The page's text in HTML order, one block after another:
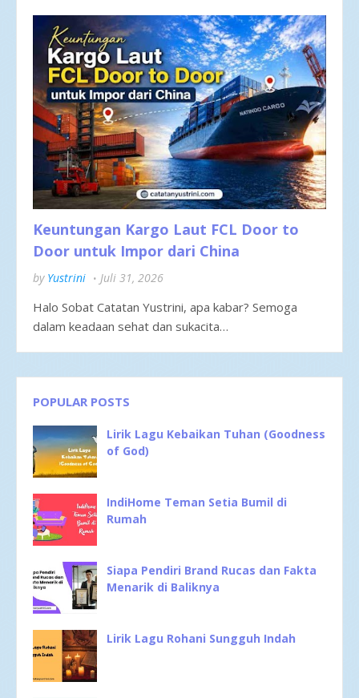
Keuntungan Kargo Laut FCL Door to
Door untuk Impor dari China
by Yustrini Juli 31, 2026
Halo Sobat Catatan Yustrini, apa kabar? Semoga
dalam keadaan sehat dan sukacita…
POPULAR POSTS
Lirik Lagu Kebaikan Tuhan (Goodness
of God)
IndiHome Teman Setia Bumil di
Rumah
Siapa Pendiri Brand Rucas dan Fakta
Menarik di Baliknya
Lirik Lagu Rohani Sungguh Indah